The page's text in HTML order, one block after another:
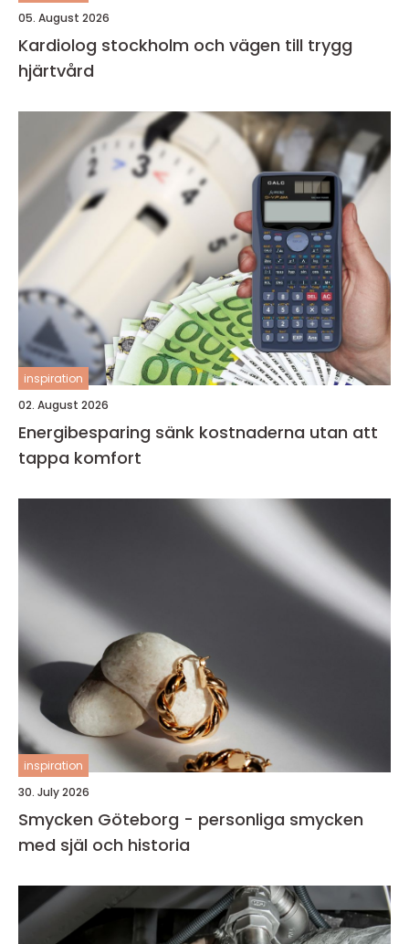
05. August 2026
Kardiolog stockholm och vägen till trygg
hjärtvård
inspiration
02. August 2026
Energibesparing sänk kostnaderna utan att
tappa komfort
inspiration
30. July 2026
Smycken Göteborg - personliga smycken
med själ och historia